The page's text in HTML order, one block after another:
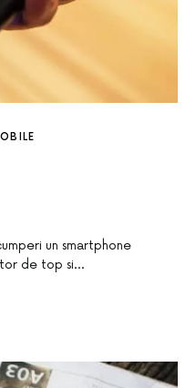
un smartphone
de top si…